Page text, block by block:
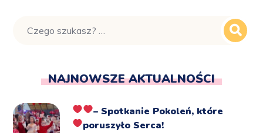
NAJNOWSZE AKTUALNOŚCI
– Spotkanie Pokoleń, które
poruszyło Serca!